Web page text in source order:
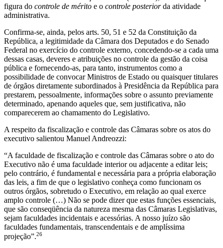
figura do controle de mérito e o controle posteriorda atividade
administrativa.
Confirma-se, ainda, pelos arts. 50, 51 e 52 da Constituição da
República, a legitimidade da Câmara dos Deputados e do Senado
Federal no exercício do controle externo, concedendo-se a cada uma
dessas casas, deveres e atribuições no controle da gestão da coisa
pública e fornecendo-as, para tanto, instrumentos como a
possibilidade de convocar Ministros de Estado ou quaisquer titulares
de órgãos diretamente subordinados à Presidência da República para
prestarem, pessoalmente, informações sobre o assunto previamente
determinado, apenando aqueles que, sem justificativa, não
comparecerem ao chamamento do Legislativo.
A respeito da fiscalização e controle das Câmaras sobre os atos do
executivo salientou Manuel Andreozzi:
“A faculdade de fiscalização e controle das Câmaras sobre o ato do
Executivo não é uma faculdade interior ou adjacente a editar leis;
pelo contrário, é fundamental e necessária para a própria elaboração
das leis, a fim de que o legislativo conheça como funcionam os
outros órgãos, sobretudo o Executivo, em relação ao qual exerce
amplo controle (…) Não se pode dizer que estas funções essenciais,
que são conseqüência da natureza mesma das Câmaras Legislativas,
sejam faculdades incidentais e acessórias. A nosso juízo são
faculdades fundamentais, transcendentais e de amplíssima
projeção”.26